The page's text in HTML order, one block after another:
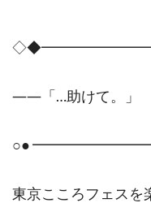
――「…助けて。」
○●
東京こころフェスを